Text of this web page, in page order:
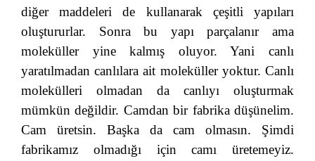
diğer maddeleri de kullanarak çeşitli yapıları
oluştururlar. Sonra bu yapı parçalanır ama
moleküller yine kalmış oluyor. Yani canlı
yaratılmadan canlılara ait moleküller yoktur. Canlı
molekülleri olmadan da canlıyı oluşturmak
mümkün değildir. Camdan bir fabrika düşünelim.
Cam üretsin. Başka da cam olmasın. Şimdi
fabrikamız olmadığı için camı üretemeyiz.